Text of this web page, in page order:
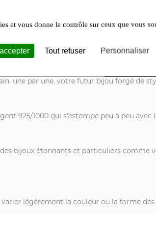
son bijou, le martelant, le creusant, le
rude, le résultat après polissage des
une par une, votre futur bijou forgé de
925/1000 qui s'estompe peu à peu avec
bijoux étonnants et particuliers comme
légèrement la couleur ou la forme
et vous donne le contrôle sur ceux que vous
Tout refuser Personnaliser